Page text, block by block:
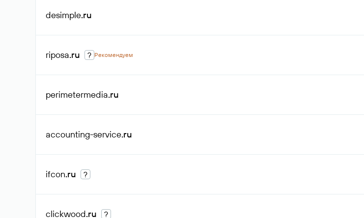
desimple.ru
riposa.ru ? Рекомендуем
perimetermedia.ru
accounting-service.ru
ifcon.ru ?
clickwood.ru ?